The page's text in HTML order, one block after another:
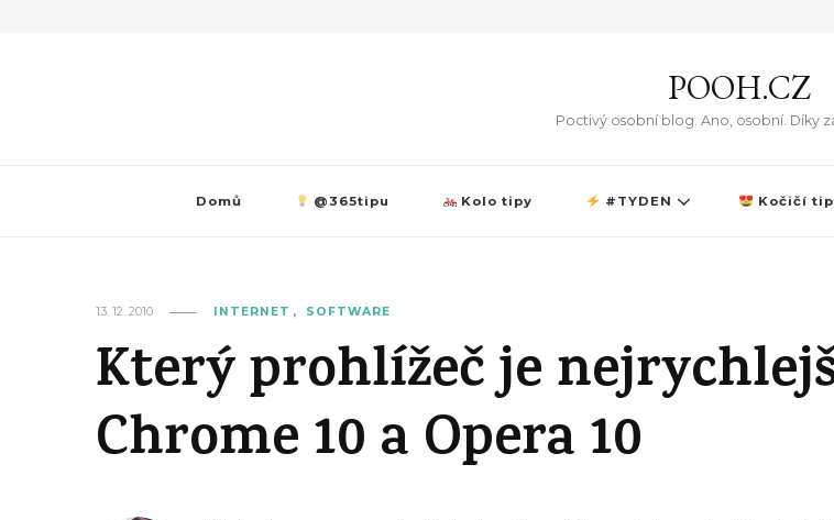
POOH.CZ
Poctivý osobní blog. Ano, osobní. Díky
Domů @365tipu Kolo tipy #TYDEN Kočičí
13. 12. 2010 INTERNET SOFTWARE
Který prohlížeč je
Chrome 10 a Opera 10